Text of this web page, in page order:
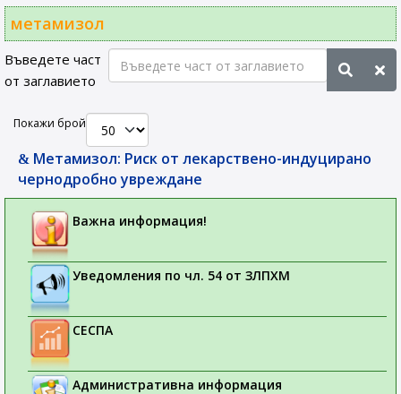
метамизол
Въведете част
от заглавието
Покажи брой
Метамизол: Риск от лекарствено-индуцирано
чернодробно увреждане
Важна информация!
Уведомления по чл. 54 от ЗЛПХМ
СЕСПА
Административна информация